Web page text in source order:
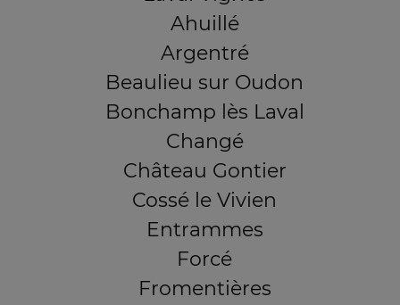
Ahuillé
Argentré
Beaulieu sur Oudon
Bonchamp lès Laval
Changé
Château Gontier
Cossé le Vivien
Entrammes
Forcé
Fromentières